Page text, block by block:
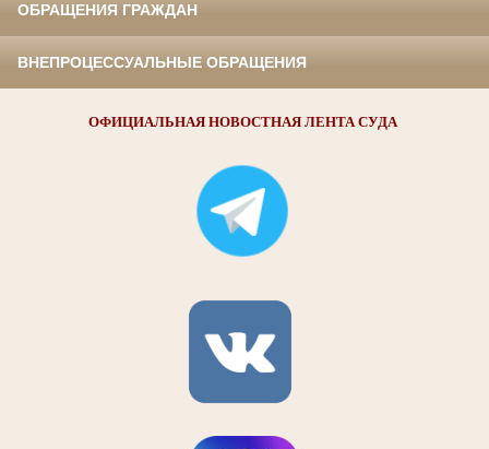
ОБРАЩЕНИЯ ГРАЖДАН
ВНЕПРОЦЕССУАЛЬНЫЕ ОБРАЩЕНИЯ
ОФИЦИАЛЬНАЯ НОВОСТНАЯ ЛЕНТА СУДА